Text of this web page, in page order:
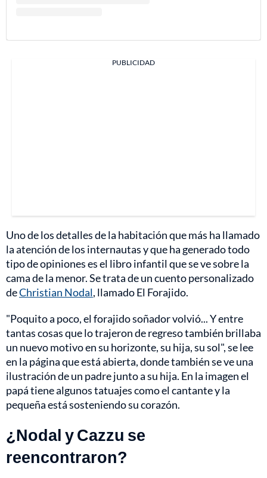
PUBLICIDAD
Uno de los detalles de la habitación que más ha llamado
la atención de los internautas y que ha generado todo
tipo de opiniones es el libro infantil que se ve sobre la
cama de la menor. Se trata de un cuento personalizado
deChristian Nodal, llamado El Forajido.
"Poquito a poco, el forajido soñador volvió... Y entre
tantas cosas que lo trajeron de regreso también brillaba
un nuevo motivo en su horizonte, su hija, su sol", se lee
en la página que está abierta, donde también se ve una
ilustración de un padre junto a su hija. En la imagen el
papá tiene algunos tatuajes como el cantante y la
pequeña está sosteniendo su corazón.
¿Nodal y Cazzu se
reencontraron?